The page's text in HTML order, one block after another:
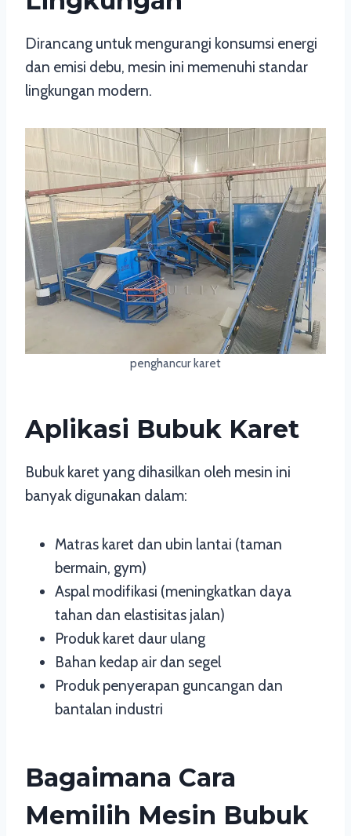
Dirancang untuk mengurangi konsumsi energi
dan emisi debu, mesin ini memenuhi standar
lingkungan modern.
penghancur karet
Aplikasi Bubuk Karet
Bubuk karet yang dihasilkan oleh mesin ini
banyak digunakan dalam:
Matras karet dan ubin lantai (taman
bermain, gym)
Aspal modifikasi (meningkatkan daya
tahan dan elastisitas jalan)
Produk karet daur ulang
Bahan kedap air dan segel
Produk penyerapan guncangan dan
bantalan industri
Bagaimana Cara
Memilih Mesin Bubuk